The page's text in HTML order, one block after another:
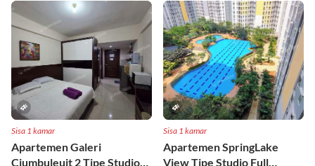
Sisa 1 kamar
Apartemen Galeri
Ciumbuleuit 2 Tipe Studio
Sisa 1 kamar
Apartemen SpringLake
View Tipe Studio Full